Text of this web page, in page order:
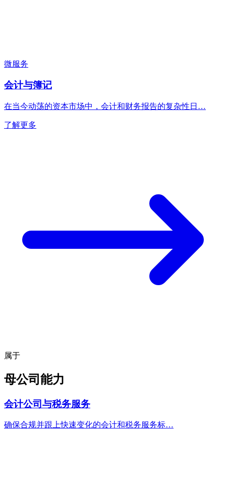
微服务
会计与簿记
在当今动荡的资本市场中，会计和财务报告的复杂性日…
了解更多
属于
母公司能力
会计公司与税务服务
确保合规并跟上快速变化的会计和税务服务标…